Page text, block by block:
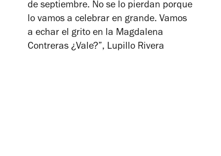
de septiembre. No se lo pierdan porque
lo vamos a celebrar en grande. Vamos
a echar el grito en la Magdalena
Contreras ¿Vale?”, Lupillo Rivera